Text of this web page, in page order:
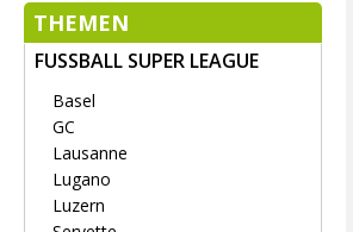
THEMEN
FUSSBALL SUPER LEAGUE
Basel
GC
Lausanne
Lugano
Luzern